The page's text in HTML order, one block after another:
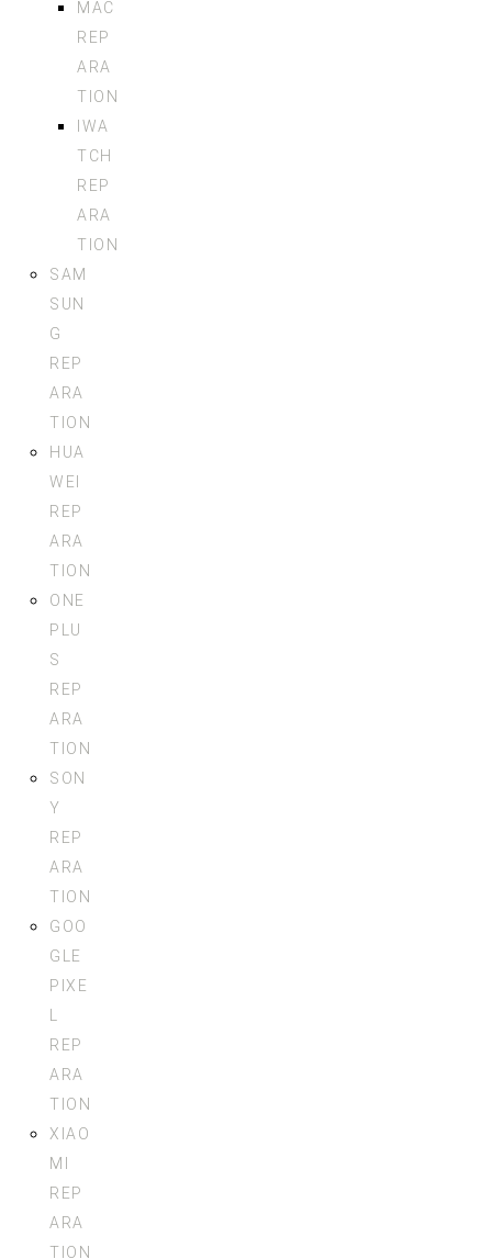
MAC
REP
ARA
TION
IWA
TCH
REP
ARA
TION
SAM
SUN
G
REP
ARA
TION
HUA
WEI
REP
ARA
TION
ONE
PLU
S
REP
ARA
TION
SON
Y
REP
ARA
TION
GOO
GLE
PIXE
REP
ARA
TION
XIAO
MI
REP
ARA
TION